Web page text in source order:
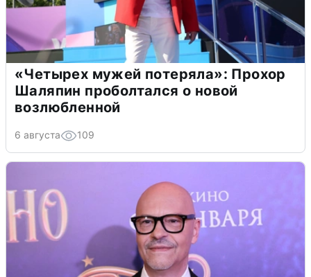
«Четырех мужей потеряла»: Прохор
Шаляпин проболтался о новой
возлюбленной
6 августа 109